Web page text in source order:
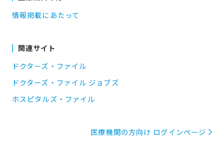
情報掲載にあたって
関連サイト
ドクターズ・ファイル
ドクターズ・ファイル ジョブズ
ホスピタルズ・ファイル
医療機関の方向け ログインページ